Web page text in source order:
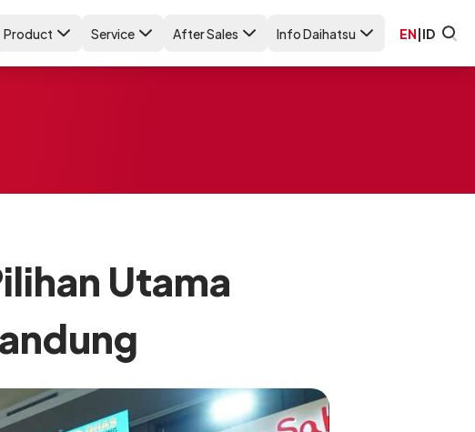
Product Service After Sales Info Daihatsu EN|ID
Utama